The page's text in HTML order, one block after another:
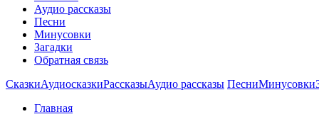
Аудио рассказы
Песни
Минусовки
Загадки
Обратная связь
СказкиАудиосказкиРассказыАудио рассказы ПесниМинусовки
Главная